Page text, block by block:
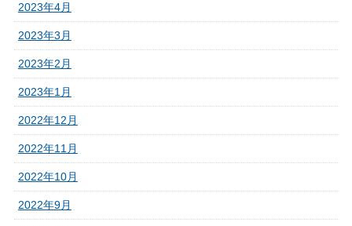
2023年4月
2023年3月
2023年2月
2023年1月
2022年12月
2022年11月
2022年10月
2022年9月